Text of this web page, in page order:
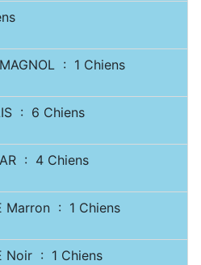
: 1 Chiens
: 6 Chiens
: 4 Chiens
Marron : 1 Chiens
Noir : 1 Chiens